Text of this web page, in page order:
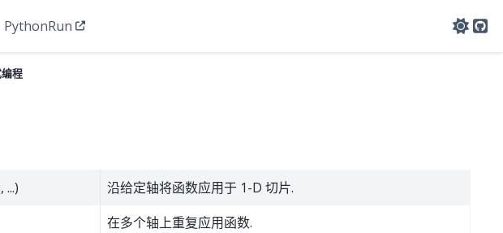
PythonRun
程
沿给定轴将函数应用于 1-D 切片.
在多个轴上重复应用函数.